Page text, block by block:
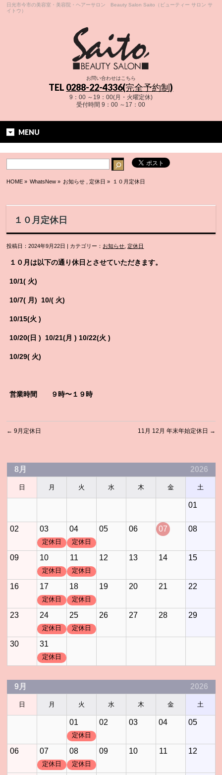
日光市今市の美容室・美容院・ヘアーサロン Beauty Salon Saito（ビューティー サロン サ
イトウ）
お問い合わせはこちら
TEL 0288-22-4336(完全予約制)
9：00 ～19：00(月・火曜定休)
受付時間 9：00 ～17：00
MENU
HOME » WhatsNew » お知らせ ,定休日 » １０月定休日
１０月定休日
投稿日：2024年9月22日 | カテゴリー： お知らせ ,定休日
１０月は以下の通り休日とさせていただきます。
10/1( 火)
10/7( 月) 10/( 火)
10/15(火 )
10/20(日 ) 10/21(月 ) 10/22(火 )
10/29( 火)
営業時間 ９時〜１９時
← 9月定休日 11月 12月 年末年始定休日 →
8月 2026
日 月 火 水 木 金 土
01
02 03
定休日
04
定休日
05 06 07 08
09 10
定休日
11
定休日
12 13 14 15
16 17
定休日
18
定休日
19 20 21 22
23 24
定休日
25
定休日
26 27 28 29
30 31
定休日
9月 2026
日 月 火 水 木 金 土
01
定休日
02 03 04 05
06 07
定休日
08
定休日
09 10 11 12